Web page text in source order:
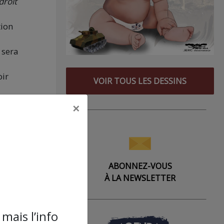
VOIR TOUS LES DESSINS
ABONNEZ-VOUS
À LA NEWSLETTER
×
l’info